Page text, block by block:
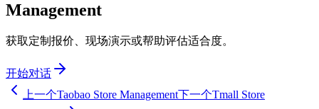
Management
获取定制报价、现场演示或帮助评估适合度。
开始对话
上一个Taobao Store Management下一个Tmall Store